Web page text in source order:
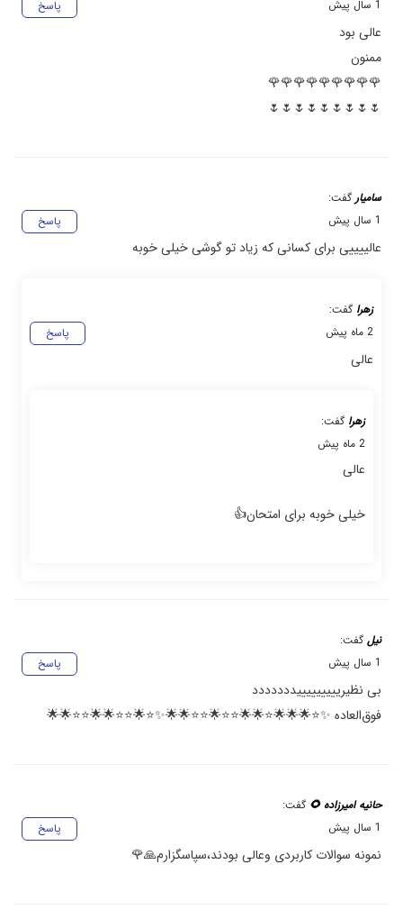
پاسخ 1 سال پیش
عالی بود
ممنون
🌹🌹🌹🌹🌹🌹🌹🌹🌹
🌷🌷🌷🌷🌷🌷🌷🌷🌷
سامیار گفت:
پاسخ
1 سال پیش
عالییییی برای کسانی که زیاد تو گوشی خیلی خوبه
زهرا گفت:
پاسخ
2 ماه پیش
عالی
زهرا گفت:
2 ماه پیش
عالی
خیلی خوبه برای امتحان👍
نیل گفت:
پاسخ
1 سال پیش
بی نظیریییییییییددددددد
فوق‌العاده ✨⭐🌟🌟🌟⭐🌟🌟⭐⭐🌟⭐⭐🌟🌟✨⭐🌟⭐⭐🌟🌟⭐⭐🌟🌟
حانیه امیرزاده 🌻 گفت:
پاسخ
1 سال پیش
نمونه سوالات کاربردی وعالی بودند،سپاسگزارم🙏🌹